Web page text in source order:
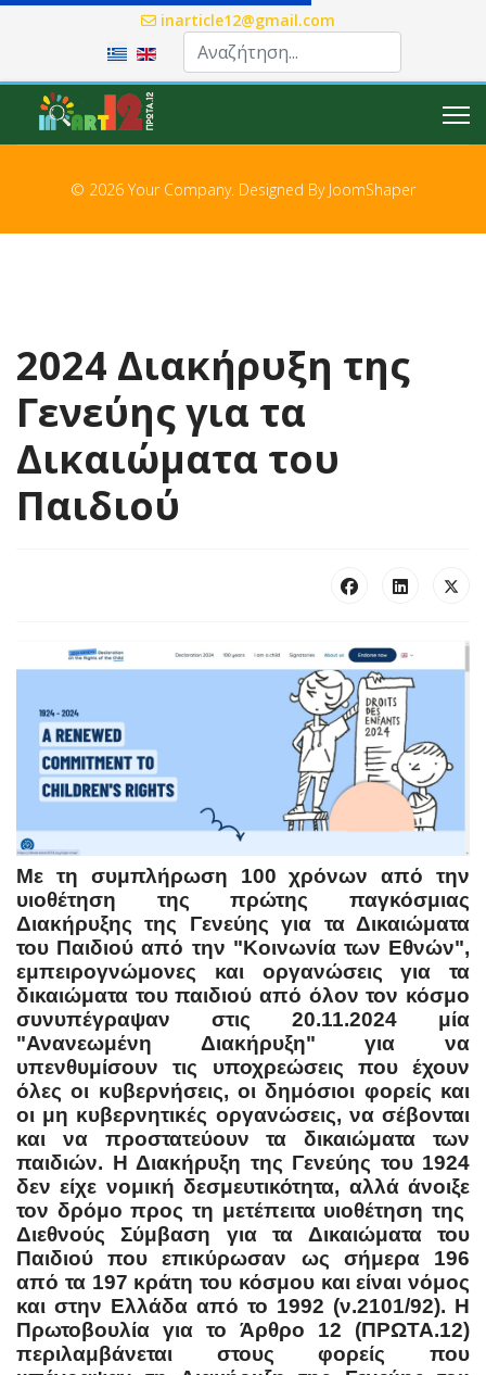
inarticle12@gmail.com
Επιλέξτε τη γλώσσα σας
© 2026 Your Company. Designed By JoomShaper
2024 Διακήρυξη της
Γενεύης για τα
Δικαιώματα του
Παιδιού
Με τη συμπλήρωση 100 χρόνων από την
υιοθέτηση της πρώτης παγκόσμιας
Διακήρυξης της Γενεύης για τα Δικαιώματα
του Παιδιού από την "Κοινωνία των Εθνών",
εμπειρογνώμονες και οργανώσεις για τα
δικαιώματα του παιδιού από όλον τον κόσμο
συνυπέγραψαν στις 20.11.2024 μία
"Ανανεωμένη Διακήρυξη" για να
υπενθυμίσουν τις υποχρεώσεις που έχουν
όλες οι κυβερνήσεις, οι δημόσιοι φορείς και
οι μη κυβερνητικές οργανώσεις, να σέβονται
και να προστατεύουν τα δικαιώματα των
παιδιών. Η Διακήρυξη της Γενεύης του 1924
δεν είχε νομικήδεσμευτικότητα, αλλά άνοιξε
τον δρόμο προς τη μετέπειτα υιοθέτηση της
Διεθνούς Σύμβαση για τα Δικαιώματα του
Παιδιού που επικύρωσαν ως σήμερα 196
από τα 197 κράτη του κόσμου και είναι νόμος
και στην Ελλάδα από το 1992 (ν.2101/92). Η
Πρωτοβουλία για το Άρθρο 12 (ΠΡΩΤΑ.12)
περιλαμβάνεται στους φορείς που